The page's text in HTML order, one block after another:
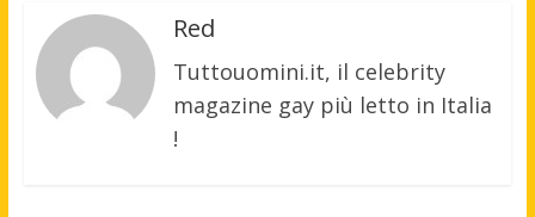
Red
Tuttouomini.it, il celebrity
magazine gay più letto in Italia
!